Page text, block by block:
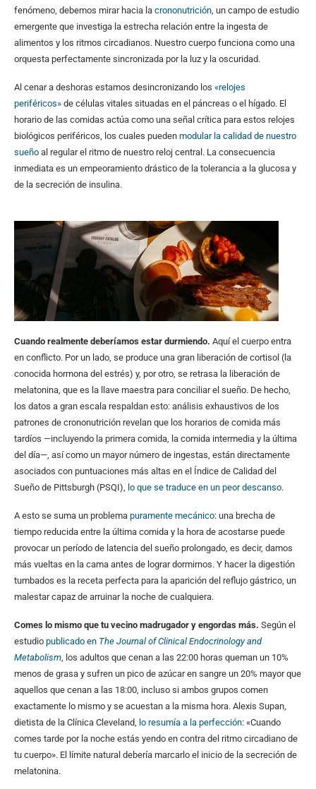
fenómeno, debemos mirar hacia la crononutrición , un campo de estudio
emergente que investiga la estrecha relación entre la ingesta de
alimentos y los ritmos circadianos. Nuestro cuerpo funciona como una
orquesta perfectamente sincronizada por la luz y la oscuridad.
Al cenar a deshoras estamos desincronizando los «relojes
periféricos» de células vitales situadas en el páncreas o el hígado. El
horario de las comidas actúa como una señal crítica para estos relojes
biológicos periféricos, los cuales pueden modular la calidad de nuestro
sueño al regular el ritmo de nuestro reloj central. La consecuencia
inmediata es un empeoramiento drástico de la tolerancia a la glucosa y
de la secreción de insulina.
Cuando realmente deberíamos estar durmiendo. Aquí el cuerpo entra
en conflicto. Por un lado, se produce una gran liberación de cortisol (la
conocida hormona del estrés) y, por otro, se retrasa la liberación de
melatonina, que es la llave maestra para conciliar el sueño. De hecho,
los datos a gran escala respaldan esto: análisis exhaustivos de los
patrones de crononutrición revelan que los horarios de comida más
tardíos —incluyendo la primera comida, la comida intermedia y la última
del día—, así como un mayor número de ingestas, están directamente
asociados con puntuaciones más altas en el Índice de Calidad del
Sueño de Pittsburgh (PSQI),
lo que se traduce en un peor descanso.
A esto se suma un problema puramente mecánico: una brecha de
tiempo reducida entre la última comida y la hora de acostarse puede
provocar un período de latencia del sueño prolongado, es decir, damos
más vueltas en la cama antes de lograr dormirnos. Y hacer la digestión
tumbados es la receta perfecta para la aparición del reflujo gástrico, un
malestar capaz de arruinar la noche de cualquiera.
Comes lo mismo que tu vecino madrugador y engordas más. Según el
estudio publicado en The Journal of Clinical Endocrinology and
Metabolism , los adultos que cenan a las 22:00 horas queman un 10%
menos de grasa y sufren un pico de azúcar en sangre un 20% mayor que
aquellos que cenan a las 18:00, incluso si ambos grupos comen
exactamente lo mismo y se acuestan a la misma hora. Alexis Supan,
dietista de la Clínica Cleveland,
lo resumía a la perfección: «Cuando
comes tarde por la noche estás yendo en contra del ritmo circadiano de
tu cuerpo». El límite natural debería marcarlo el inicio de la secreción de
melatonina.